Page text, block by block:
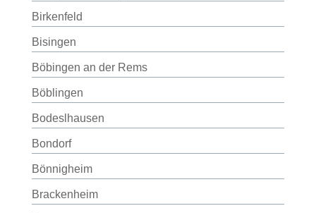
Birkenfeld
Bisingen
Böbingen an der Rems
Böblingen
Bodeslhausen
Bondorf
Bönnigheim
Brackenheim